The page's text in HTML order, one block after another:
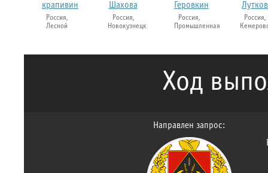
крапивин
Россия,
Лесной
Шахова
Россия,
Новокузнецк
Геровкин
Россия,
Промышленная
Лутков
Россия,
Ход
Направлен запрос: